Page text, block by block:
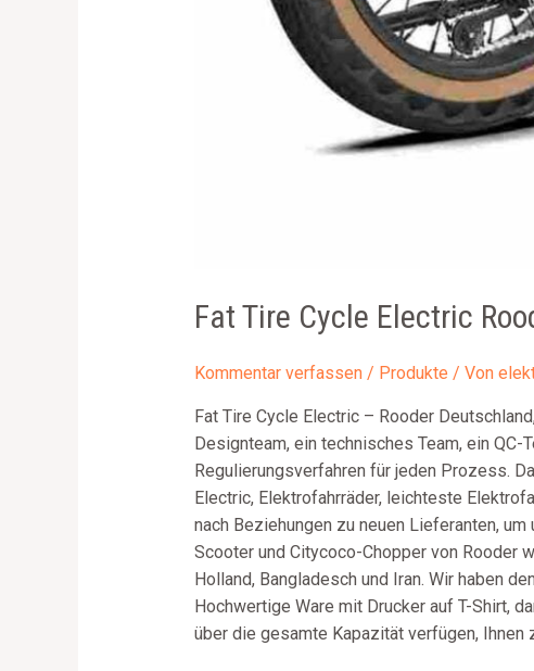
Fat Tire Cycle Electric
Kommentar verfassen / Produkte / Von
Fat Tire Cycle Electric – Rooder
Designteam, ein technisches Team, ein
Regulierungsverfahren für jeden Prozess.
Electric, Elektrofahrräder, leichteste
nach Beziehungen zu neuen Lieferanten,
Scooter und Citycoco-Chopper von Rooder
Holland, Bangladesch und Iran. Wir haben
Hochwertige Ware mit Drucker auf T-Shirt,
über die gesamte Kapazität verfügen, Ihnen